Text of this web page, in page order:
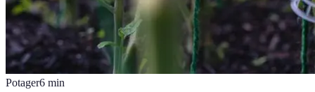
Potager6 min